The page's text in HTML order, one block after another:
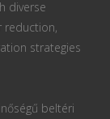
diverse
reduction,
strategies
beltéri